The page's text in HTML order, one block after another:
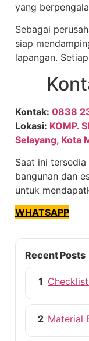
yang
Sebagai
siap
lapangan.
Kontak: 0838
Lokasi: KOMP.
Selayang, Kota
Saat ini tersedia
bangunan dan
untuk
WHATSAPP
Recent Posts
1
2 Material